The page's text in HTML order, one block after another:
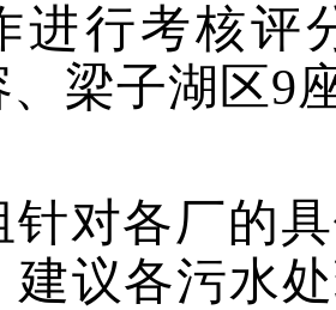
进行考核评
梁子湖区9
针对各厂的
建议各污水